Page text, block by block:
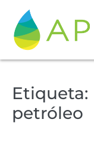
Etiqueta:
petróleo